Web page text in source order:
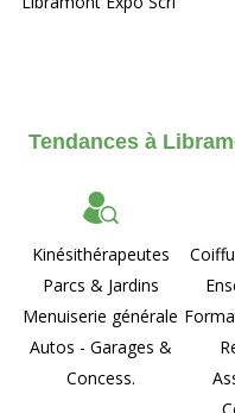
Tendances à
Kinésithérapeutes
Parcs & Jardins
Menuiserie générale
Autos - Garages &
Concess.